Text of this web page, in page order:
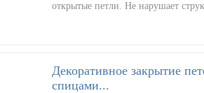
открытые петли. Не нарушает
Декоративное закрытие
спицами...